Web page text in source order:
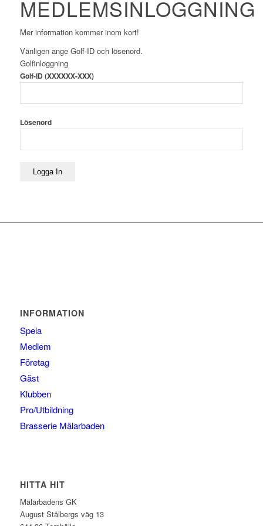
MEDLEMSINLOGGNING
Mer information kommer inom kort!
Vänligen ange Golf-ID och lösenord.
Golfinloggning
Golf-ID (XXXXXX-XXX)
Lösenord
Logga In
INFORMATION
Spela
Medlem
Företag
Gäst
Klubben
Pro/Utbildning
Brasserie Mälarbaden
HITTA HIT
Mälarbadens GK
August Stålbergs väg 13